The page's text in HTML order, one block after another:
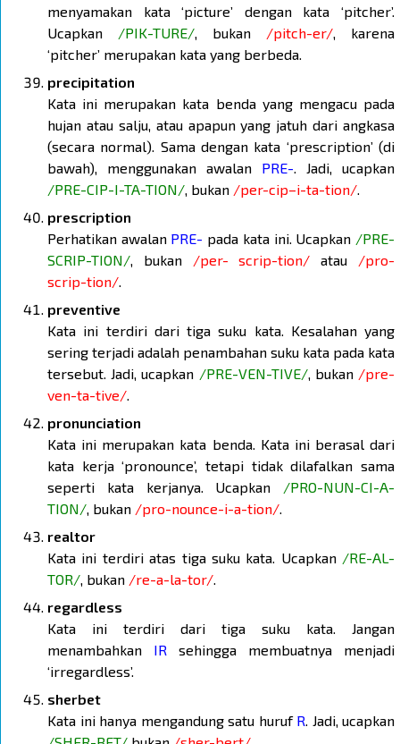
menyamakan kata ‘picture’ dengan kata ‘pitcher’.
Ucapkan /PIK-TURE/, bukan /pitch-er/, karena
‘pitcher’ merupakan kata yang berbeda.
precipitation
Kata ini merupakan kata benda yang mengacu pada
hujan atau salju, atau apapun yang jatuh dari angkasa
(secara normal). Sama dengan kata ‘prescription’ (di
bawah), menggunakan awalan PRE-. Jadi, ucapkan
/PRE-CIP-I-TA-TION/, bukan /per-cip–i-ta-tion/.
prescription
Perhatikan awalan PRE- pada kata ini. Ucapkan /PRE-
SCRIP-TION/, bukan /per- scrip-tion/ atau /pro-
scrip-tion/.
preventive
Kata ini terdiri dari tiga suku kata. Kesalahan yang
sering terjadi adalah penambahan suku kata pada kata
tersebut. Jadi, ucapkan /PRE-VEN-TIVE/, bukan /pre-
ven-ta-tive/.
pronunciation
Kata ini merupakan kata benda. Kata ini berasal dari
kata kerja ‘pronounce’, tetapi tidak dilafalkan sama
seperti kata kerjanya. Ucapkan /PRO-NUN-CI-A-
TION/, bukan /pro-nounce-i-a-tion/.
realtor
Kata ini terdiri atas tiga suku kata. Ucapkan /RE-AL-
TOR/, bukan /re-a-la-tor/.
regardless
Kata ini terdiri dari tiga suku kata. Jangan
menambahkan IR sehingga membuatnya menjadi
‘irregardless’.
sherbet
Kata ini hanya mengandung satu huruf R. Jadi, ucapkan